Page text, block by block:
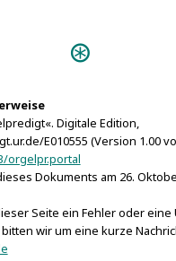
De Civitate Dei,
Opera Qvae
Bekenntnisse. Lateinisch-
Wilhelm Thimme
Christliche Predigt
Einweihungs-
Gott und
1761)
Die Christliche
Digitale Edition,
E010555 (Version 1.00
orgelpr.portal
Dokuments am 26.
Seite ein Fehler oder eine
wir um eine kurze